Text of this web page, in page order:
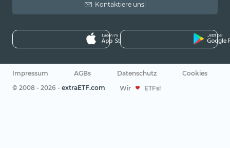
Kontaktiere uns!
Impressum AGBs Datenschutz
Cookies
© 2008 - 2026 - extraETF.com Wir ETFs!